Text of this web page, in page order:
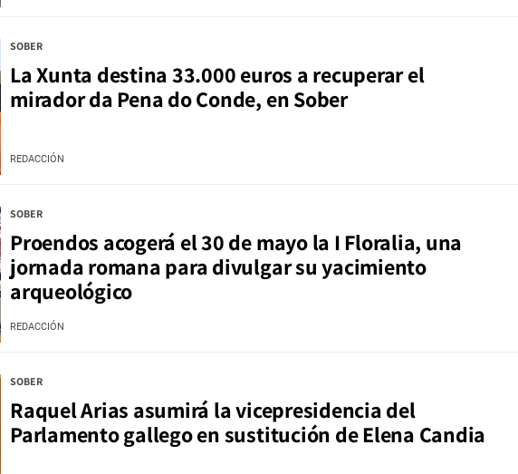
SOBER
La Xunta destina 33.000 euros a recuperar el
mirador da Pena do Conde, en Sober
REDACCIÓN
SOBER
Proendos acogerá el 30 de mayo la I Floralia, una
jornada romana para divulgar su yacimiento
arqueológico
REDACCIÓN
SOBER
Raquel Arias asumirá la vicepresidencia del
Parlamento gallego en sustitución de Elena Candia